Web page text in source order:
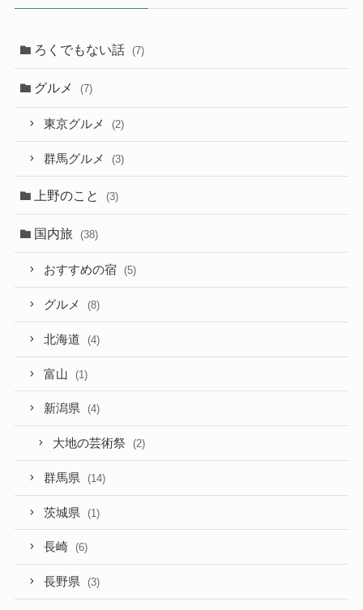
ろくでもない話 (7)
グルメ (7)
東京グルメ (2)
群馬グルメ (3)
上野のこと (3)
国内旅 (38)
おすすめの宿 (5)
グルメ (8)
北海道 (4)
富山 (1)
新潟県 (4)
大地の芸術祭 (2)
群馬県 (14)
茨城県 (1)
長崎 (6)
長野県 (3)